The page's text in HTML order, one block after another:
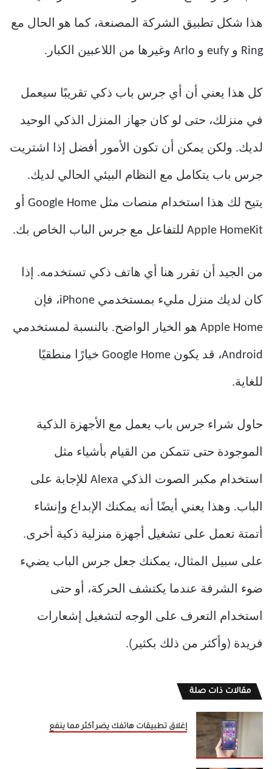
هذا شكل تطبيق الشركة المصنعة، كما هو الحال مع
Ring و eufy و Arlo وغيرها من اللاعبين الكبار.
كل هذا يعني أن أي جرس باب ذكي تقريبًا سيعمل
في منزلك، حتى لو كان جهاز المنزل الذكي الوحيد
لديك. ولكن يمكن أن تكون الأمور أفضل إذا اشتريت
جرس باب يتكامل مع النظام البيئي الحالي لديك.
يتيح لك هذا استخدام منصات مثل Google Home أو
Apple HomeKit للتفاعل مع جرس الباب الخاص بك.
من الجيد أن تقرر هنا أي هاتف ذكي تستخدمه. إذا
كان لديك منزل مليء بمستخدمي iPhone، فإن
Apple Home هو الخيار الواضح. بالنسبة لمستخدمي
Android، قد يكون Google Home خيارًا منطقيًا
للغاية.
حاول شراء جرس باب يعمل مع الأجهزة الذكية
الموجودة حتى تتمكن من القيام بأشياء مثل
استخدام مكبر الصوت الذكي Alexa للإجابة على
الباب. وهذا يعني أيضًا أنه يمكنك الإبداع وإنشاء
أتمتة تعمل على تشغيل أجهزة منزلية ذكية أخرى.
على سبيل المثال، يمكنك جعل جرس الباب يضيء
ضوء الشرفة عندما يكتشف الحركة، أو حتى
استخدام التعرف على الوجه لتشغيل إشعارات
فريدة (وأكثر من ذلك بكثير).
مقالات ذات صلة
إغلاق تطبيقات هاتفك يضر أكثر مما ينفع